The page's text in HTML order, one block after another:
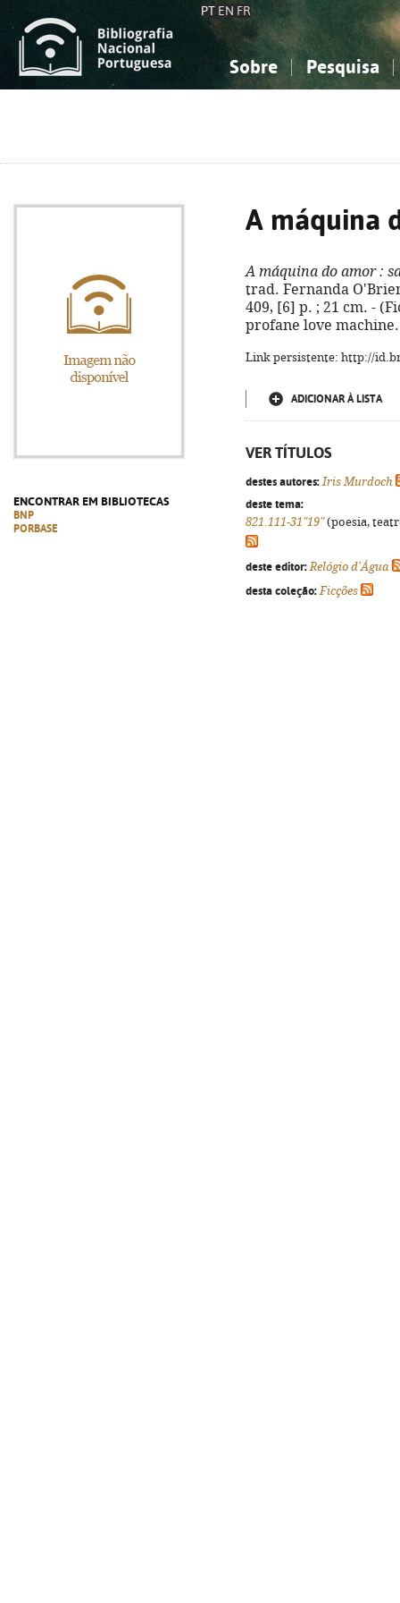
PT EN FR
Sobre Pesquisa
ENCONTRAR EM BIBLIOTECAS
BNP
PORBASE
A máquina
A máquina do amor:
trad. Fernanda
409, [6] p. ; 21 cm. -
profane love machine.
Link persistente: http://
ADICIONAR À LISTA
VER TÍTULOS
destes autores: Iris Murdoch
deste tema:
821.111-31"19"(poesia,
deste editor: Relógio d'Água
desta coleção: Ficções